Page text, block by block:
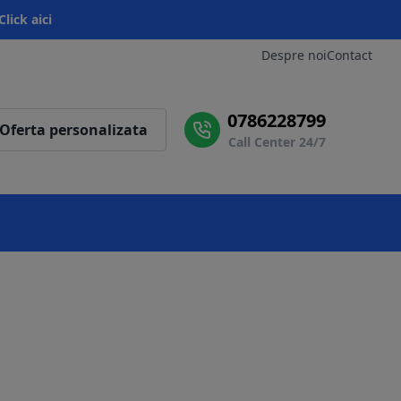
Click aici
Despre noiContact
Oferta personalizata 0786228799
Call Center 24/7